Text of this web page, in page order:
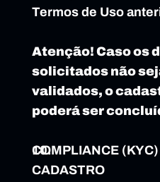
Termos de Uso
Atenção! Caso os
solicitados não
validados, o
poderá ser
COMPLIANCE
CADASTRO